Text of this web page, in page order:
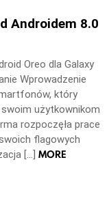
Androidem 8.0
Oreo dla Galaxy
Wprowadzenie
który
użytkownikom
rozpoczęła prace
flagowych
[…] MORE